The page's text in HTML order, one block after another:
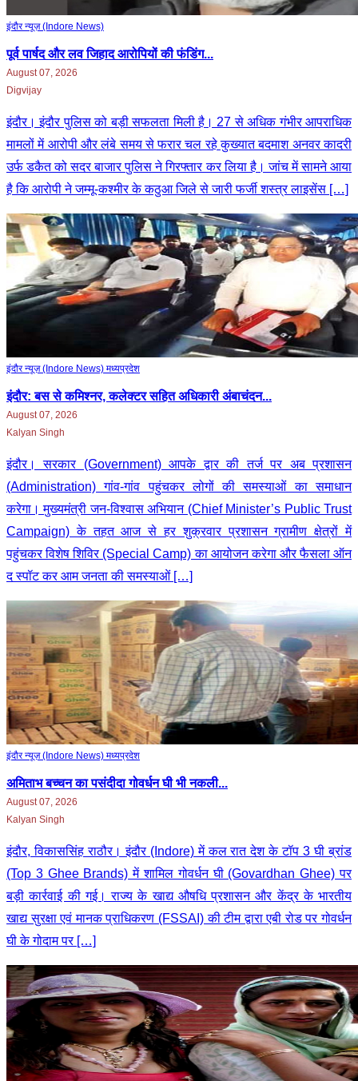
इंदौर न्यूज़ (Indore News)
पूर्व पार्षद और लव जिहाद आरोपियों की फंडिंग...
August 07, 2026
Digvijay
इंदौर। इंदौर पुलिस को बड़ी सफलता मिली है। 27 से अधिक गंभीर आपराधिक
मामलों में आरोपी और लंबे समय से फरार चल रहे कुख्यात बदमाश अनवर कादरी
उर्फ डकैत को सदर बाजार पुलिस ने गिरफ्तार कर लिया है। जांच में सामने आया
है कि आरोपी ने जम्मू-कश्मीर के कठुआ जिले से जारी फर्जी शस्त्र लाइसेंस […]
इंदौर न्यूज़ (Indore News) मध्‍यप्रदेश
इंदौर: बस से कमिश्नर, कलेक्टर सहित अधिकारी अंबाचंदन...
August 07, 2026
Kalyan Singh
इंदौर। सरकार (Government) आपके द्वार की तर्ज पर अब प्रशासन
(Administration) गांव-गांव पहुंचकर लोगों की समस्याओं का समाधान
करेगा। मुख्यमंत्री जन-विश्वास अभियान (Chief Minister’s Public Trust
Campaign) के तहत आज से हर शुक्रवार प्रशासन ग्रामीण क्षेत्रों में
पहुंचकर विशेष शिविर (Special Camp) का आयोजन करेगा और फैसला ऑन
द स्पॉट कर आम जनता की समस्याओं […]
इंदौर न्यूज़ (Indore News) मध्‍यप्रदेश
अमिताभ बच्चन का पसंदीदा गोवर्धन घी भी नकली...
August 07, 2026
Kalyan Singh
इंदौर, विकाससिंह राठौर। इंदौर (Indore) में कल रात देश के टॉप 3 घी ब्रांड
(Top 3 Ghee Brands) में शामिल गोवर्धन घी (Govardhan Ghee) पर
बड़ी कार्रवाई की गई। राज्य के खाद्य औषधि प्रशासन और केंद्र के भारतीय
खाद्य सुरक्षा एवं मानक प्राधिकरण (FSSAI) की टीम द्वारा एबी रोड पर गोवर्धन
घी के गोदाम पर […]